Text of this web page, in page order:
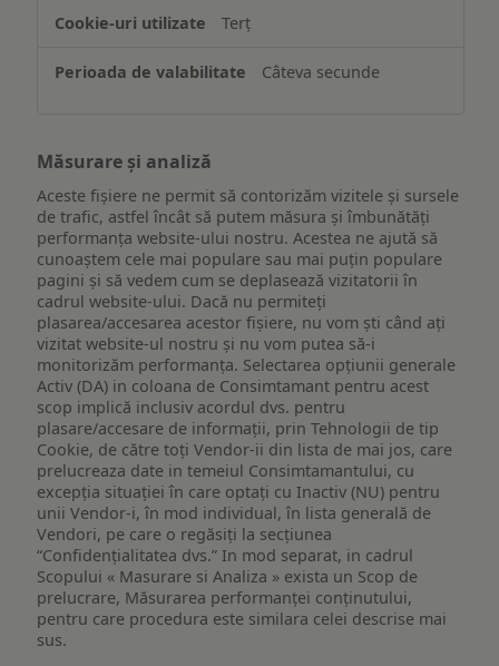
Terț
Câteva secunde
Măsurare și analiză
Aceste fișiere ne permit să contorizăm vizitele și sursele
de trafic, astfel încât să putem măsura și îmbunătăți
performanța website-ului nostru. Acestea ne ajută să
cunoaștem cele mai populare sau mai puțin populare
pagini și să vedem cum se deplasează vizitatorii în
cadrul website-ului. Dacă nu permiteți
plasarea/accesarea acestor fișiere, nu vom ști când ați
vizitat website-ul nostru și nu vom putea să-i
monitorizăm performanța. Selectarea opțiunii generale
Activ (DA) in coloana de Consimtamant pentru acest
scop implică inclusiv acordul dvs. pentru
plasare/accesare de informații, prin Tehnologii de tip
Cookie, de către toți Vendor-ii din lista de mai jos, care
prelucreaza date in temeiul Consimtamantului, cu
excepția situației în care optați cu Inactiv (NU) pentru
unii Vendor-i, în mod individual, în lista generală de
Vendori, pe care o regăsiți la secțiunea
“Confidențialitatea dvs.” In mod separat, in cadrul
Scopului « Masurare si Analiza » exista un Scop de
prelucrare, Măsurarea performanței conținutului,
pentru care procedura este similara celei descrise mai
sus.